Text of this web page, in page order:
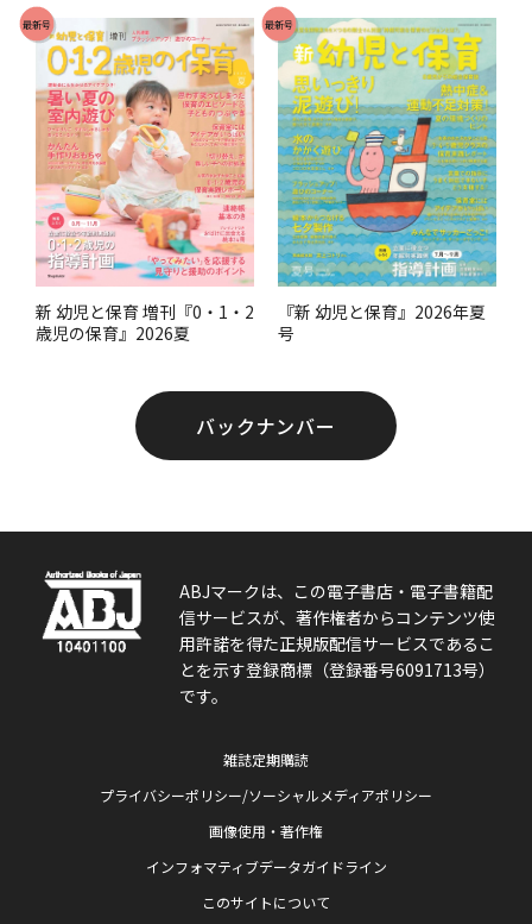
最新号
新 幼児と保育 増刊『0・1・2
歳児の保育』2026夏
最新号
『新 幼児と保育』2026年夏
号
バックナンバー
ABJマークは、この電子書店・電子書籍配
信サービスが、著作権者からコンテンツ使
用許諾を得た正規版配信サービスであるこ
とを示す登録商標（登録番号6091713号）
です。
雑誌定期購読
プライバシーポリシー/ソーシャルメディアポリシー
画像使用・著作権
インフォマティブデータガイドライン
このサイトについて